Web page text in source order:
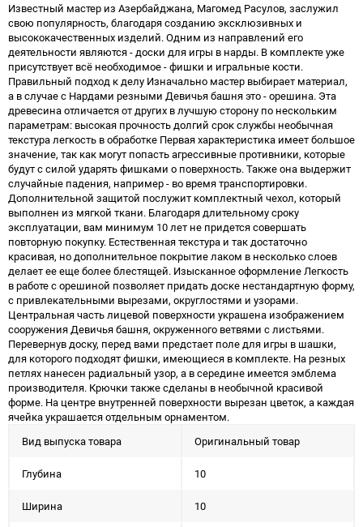
Известный мастер из Азербайджана, Магомед Расулов, заслужил
свою популярность, благодаря созданию эксклюзивных и
высококачественных изделий. Одним из направлений его
деятельности являются - доски для игры в нарды. В комплекте уже
присутствует всё необходимое - фишки и игральные кости.
Правильный подход к делу Изначально мастер выбирает материал,
а в случае с Нардами резными Девичья башня это - орешина. Эта
древесина отличается от других в лучшую сторону по нескольким
параметрам: высокая прочность долгий срок службы необычная
текстура легкость в обработке Первая характеристика имеет большое
значение, так как могут попасть агрессивные противники, которые
будут с силой ударять фишками о поверхность. Также она выдержит
случайные падения, например - во время транспортировки.
Дополнительной защитой послужит комплектный чехол, который
выполнен из мягкой ткани. Благодаря длительному сроку
эксплуатации, вам минимум 10 лет не придется совершать
повторную покупку. Естественная текстура и так достаточно
красивая, но дополнительное покрытие лаком в несколько слоев
делает ее еще более блестящей. Изысканное оформление Легкость
в работе с орешиной позволяет придать доске нестандартную форму,
с привлекательными вырезами, округлостями и узорами.
Центральная часть лицевой поверхности украшена изображением
сооружения Девичья башня, окруженного ветвями с листьями.
Перевернув доску, перед вами предстает поле для игры в шашки,
для которого подходят фишки, имеющиеся в комплекте. На резных
петлях нанесен радиальный узор, а в середине имеется эмблема
производителя. Крючки также сделаны в необычной красивой
форме. На центре внутренней поверхности вырезан цветок, а каждая
ячейка украшается отдельным орнаментом.
Вид выпуска товара
Оригинальный товар
Глубина 10
Ширина 10